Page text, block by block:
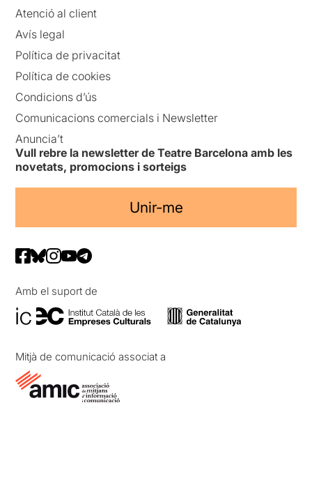
Atenció al client
Avís legal
Política de privacitat
Política de cookies
Condicions d’ús
Comunicacions comercials i Newsletter
Anuncia’t
Vull rebre la newsletter de Teatre Barcelona amb les
novetats, promocions i sorteigs
Unir-me
Amb el suport de
Mitjà de comunicació associat a